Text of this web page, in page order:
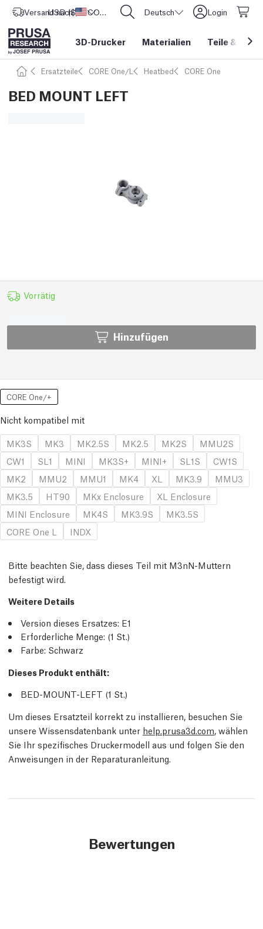
Versand nach Vereinigte Staaten
USD ($) CORE One L: Jetzt auf Lager! Deutsch Login
3D-Drucker Materialien Teile &
Ersatzteile CORE One/L Heatbed CORE One
BED MOUNT LEFT
Vorrätig
Hinzufügen
CORE One/+
Nicht kompatibel mit
MK3S
MK3 MK2.5S MK2.5 MK2S
MMU2S
CW1
SL1 MINI MK3S+ MINI+ SL1S
CW1S
MK2
MMU2 MMU1 MK4 XL MK3.9
MMU3
MK3.5
HT90 MKx Enclosure
XL Enclosure
MINI Enclosure
MK4S MK3.9S
MK3.5S
CORE One L
INDX
Bitte beachten Sie, dass dieses Teil mit M3nN-Muttern
befestigt wird.
Weitere Details
Version dieses Ersatzes: E1
Erforderliche Menge: (1 St.)
Farbe: Schwarz
Dieses Produkt enthält:
BED-MOUNT-LEFT (1 St.)
Um dieses Ersatzteil korrekt zu installieren, besuchen Sie
unsere Wissensdatenbank unter help.prusa3d.com, wählen
Sie Ihr spezifisches Druckermodell aus und folgen Sie den
Anweisungen in der Reparaturanleitung.
Bewertungen